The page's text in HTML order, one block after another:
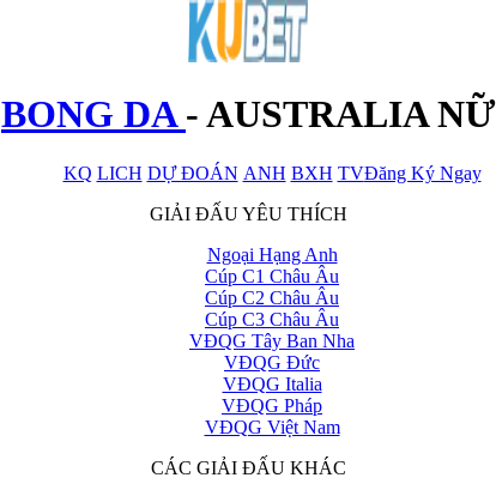
BONG DA-AUSTRALIA NỮ
KQ LICH DỰ ĐOÁN ANH BXH TVĐăng Ký Ngay
x
GIẢI ĐẤU YÊU THÍCH
Ngoại Hạng Anh
Cúp C1 Châu Âu
Cúp C2 Châu Âu
Cúp C3 Châu Âu
VĐQG Tây Ban Nha
VĐQG Đức
VĐQG Italia
VĐQG Pháp
VĐQG Việt Nam
CÁC GIẢI ĐẤU KHÁC